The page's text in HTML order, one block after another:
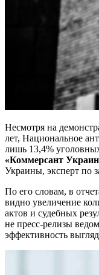
Несмотря на
лет, Национальное
лишь 13,4%
«Коммерсант
Украины, эксперт по
По его словам, в
видно увеличение
актов и судебных
не пресс-релизы
эффективность